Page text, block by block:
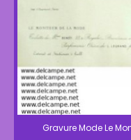
Gravure Mode Le